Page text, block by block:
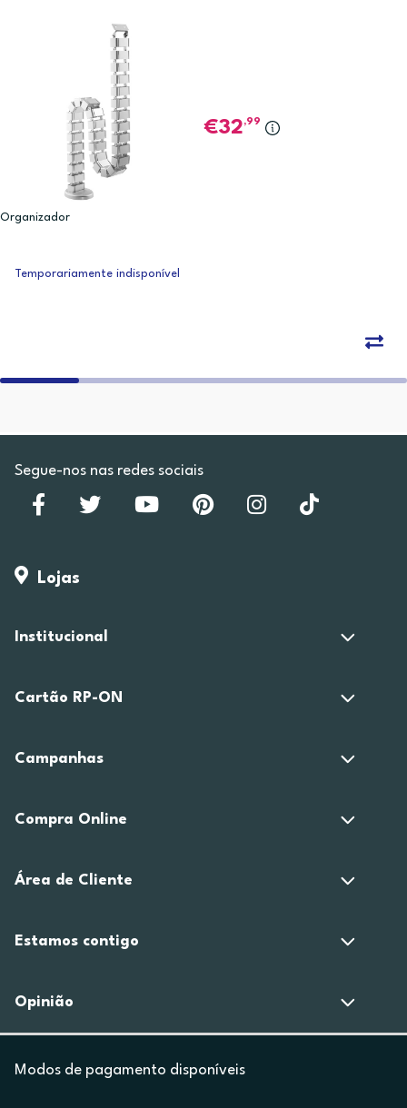
Organizador
32,99
Temporariamente indisponível
Segue-nos nas redes sociais
Lojas
Institucional
Cartão RP-ON
Campanhas
Compra Online
Área de Cliente
Estamos contigo
Opinião
Modos de pagamento disponíveis